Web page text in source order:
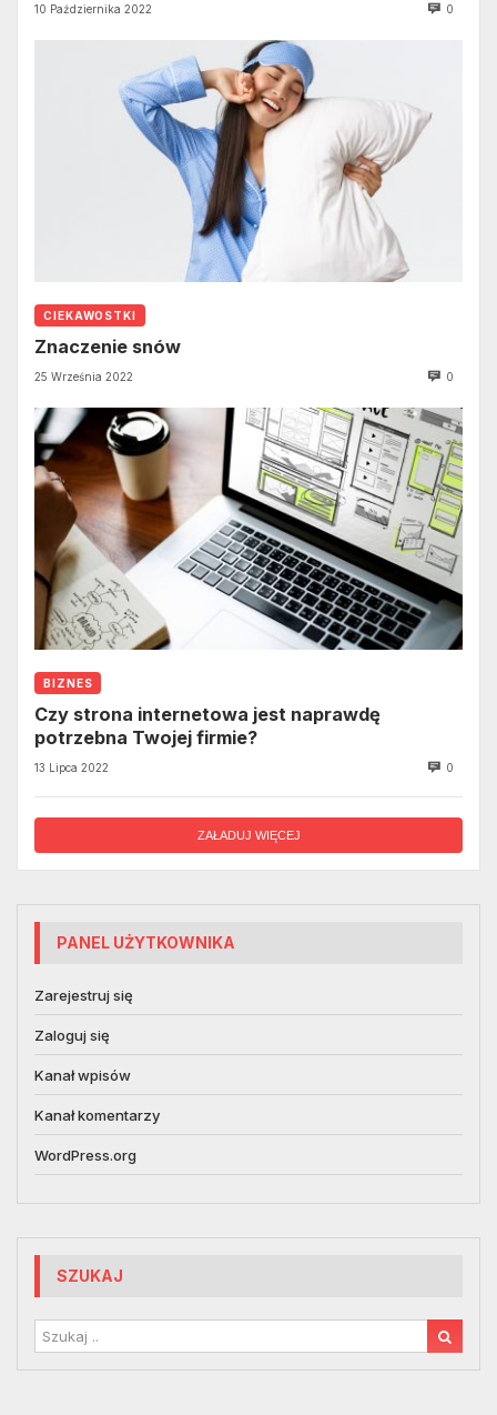
10 Października 2022 0
CIEKAWOSTKI
Znaczenie snów
25 Września 2022 0
BIZNES
Czy strona internetowa jest naprawdę
potrzebna Twojej firmie?
13 Lipca 2022 0
ZAŁADUJ WIĘCEJ
PANEL UŻYTKOWNIKA
Zarejestruj się
Zaloguj się
Kanał wpisów
Kanał komentarzy
WordPress.org
SZUKAJ